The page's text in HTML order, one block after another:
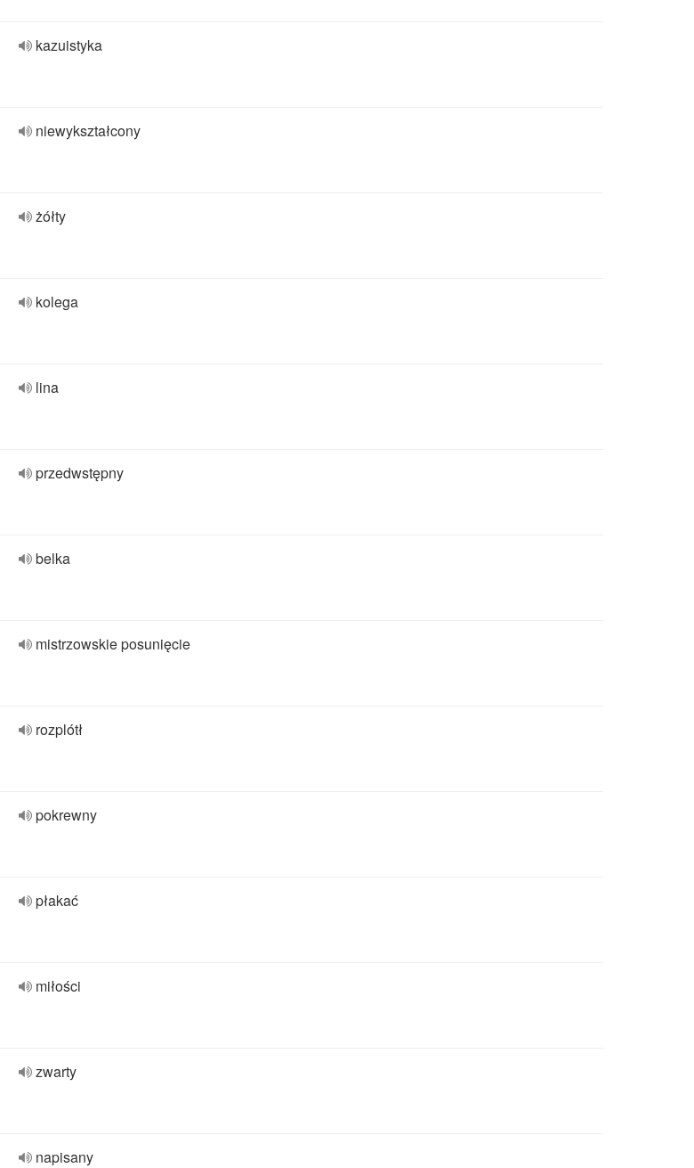
kazuistyka
niewykształcony
żółty
kolega
lina
przedwstępny
belka
mistrzowskie posunięcie
rozplótł
pokrewny
płakać
miłości
zwarty
napisany